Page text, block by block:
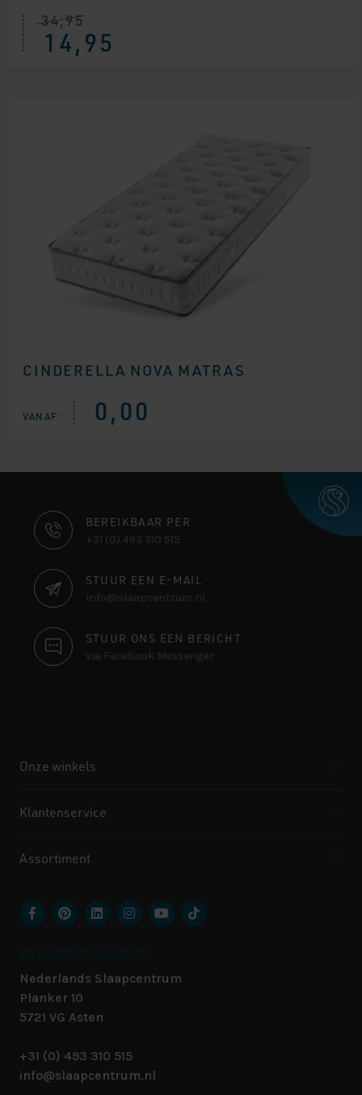
34,95
14,95
CINDERELLA NOVA MATRAS
VANAF: 0,00
CONTACT
INFORMATIE
BEREIKBAAR PER
+31 (0) 493 310 515
STUUR EEN E-MAIL
info@slaapcentrum.nl
STUUR ONS EEN BERICHT
via Facebook Messenger
Onze winkels
Klantenservice
Assortiment
Nederlands Slaapcentrum
Planker 10
5721 VG Asten
+31 (0) 493 310 515
info@slaapcentrum.nl